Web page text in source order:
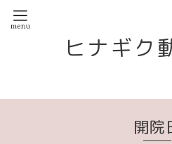
ヒナギク
開院